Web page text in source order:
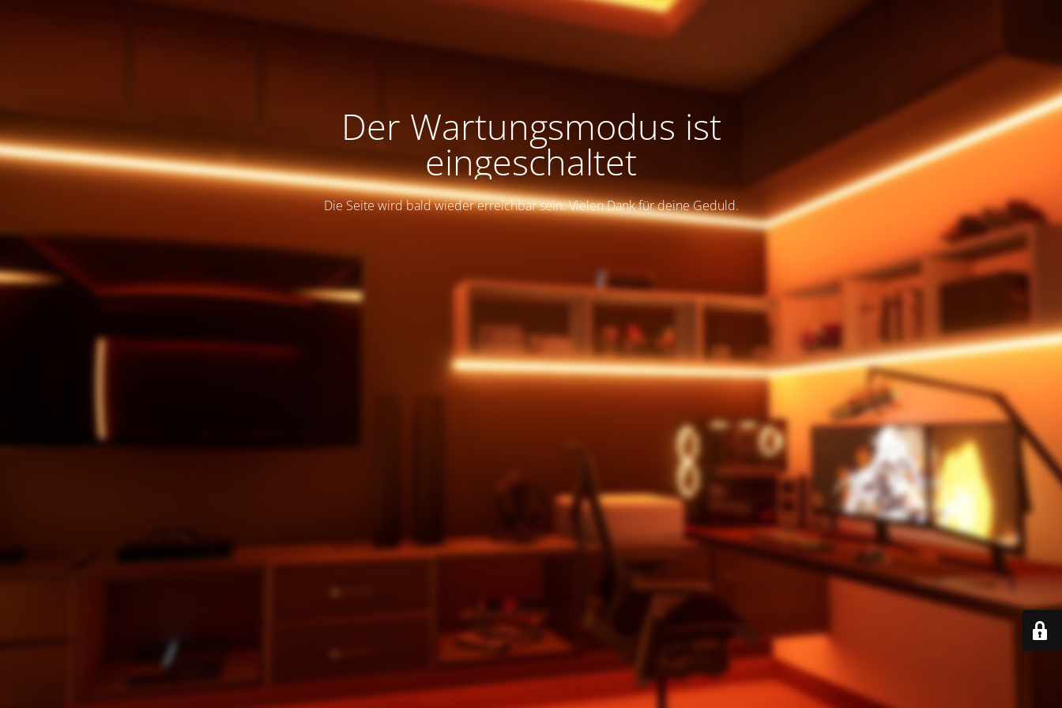
Der Wartungsmodus ist
eingeschaltet
Die Seite wird bald wieder erreichbar sein. Vielen Dank für deine Geduld.